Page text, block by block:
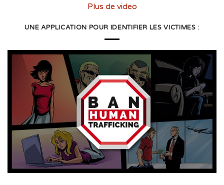
Plus de video
UNE APPLICATION POUR IDENTIFIER LES VICTIMES :